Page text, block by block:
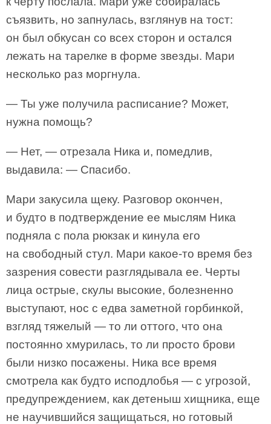
съязвить, но запнулась, взглянув на тост:
он был обкусан со всех сторон и остался
лежать на тарелке в форме звезды. Мари
несколько раз моргнула.
— Ты уже получила расписание? Может,
нужна помощь?
— Нет, — отрезала Ника и, помедлив,
выдавила: — Спасибо.
Мари закусила щеку. Разговор окончен,
и будто в подтверждение ее мыслям Ника
подняла с пола рюкзак и кинула его
на свободный стул. Мари какое-то время без
зазрения совести разглядывала ее. Черты
лица острые, скулы высокие, болезненно
выступают, нос с едва заметной горбинкой,
взгляд тяжелый — то ли оттого, что она
постоянно хмурилась, то ли просто брови
были низко посажены. Ника все время
смотрела как будто исподлобья — с угрозой,
предупреждением, как детеныш хищника, еще
не научившийся защищаться, но готовый